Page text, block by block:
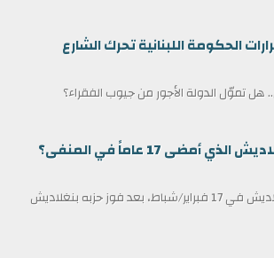
الحكومة اللبنانية تحرك الشارع
هل تموّل الدولة الأجور من جيوب الفقراء؟
17 عاماً في المنفى؟
أدى طارق رحمن اليمين كرئيس وزراء لبنغلاديش في 17 فبراير/شباط، بعد فوز حزبه بنغلاديش